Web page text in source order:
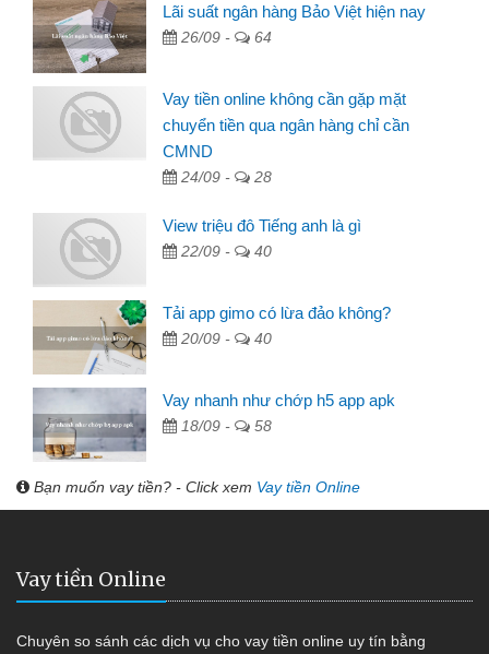
Lãi suất ngân hàng Bảo Việt hiện nay
26/09 - 64
Vay tiền online không cần gặp mặt
chuyển tiền qua ngân hàng chỉ cần
CMND
24/09 - 28
View triệu đô Tiếng anh là gì
22/09 - 40
Tải app gimo có lừa đảo không?
20/09 - 40
Vay nhanh như chớp h5 app apk
18/09 - 58
Bạn muốn vay tiền? - Click xem Vay tiền Online
Vay tiền Online
Chuyên so sánh các dịch vụ cho vay tiền online uy tín bằng